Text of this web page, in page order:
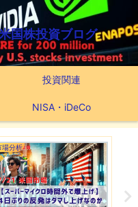
国株投資ブログ
投資関連
NISA・iDeCo
場分析